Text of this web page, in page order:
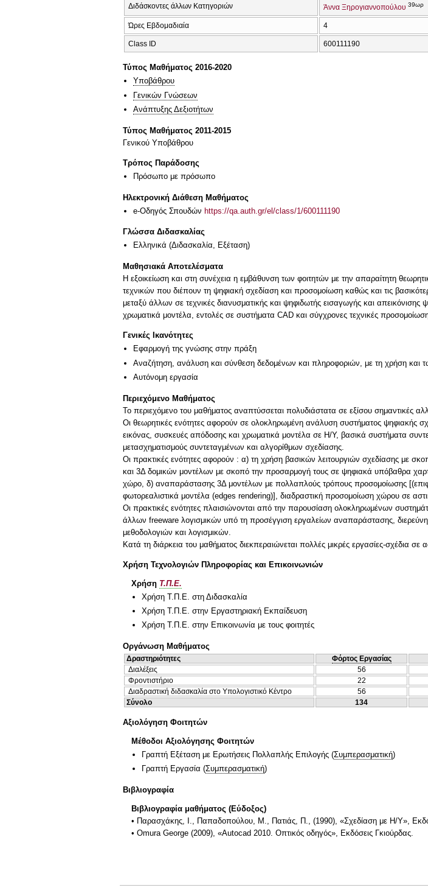
Διδάσκοντες άλλων Κατηγοριών Άννα Ξηρογιαννοπούλου 39ωρ
Ώρες Εβδομαδιαία 4
Class ID 600111190
Τύπος Μαθήματος 2016-2020
Υποβάθρου
Γενικών Γνώσεων
Ανάπτυξης Δεξιοτήτων
Τύπος Μαθήματος 2011-2015
Γενικού Υποβάθρου
Τρόπος Παράδοσης
Πρόσωπο με πρόσωπο
Ηλεκτρονική Διάθεση Μαθήματος
e-Οδηγός Σπουδών https://qa.auth.gr/el/class/1/600111190
Γλώσσα Διδασκαλίας
Ελληνικά (Διδασκαλία, Εξέταση)
Μαθησιακά Αποτελέσματα
Η εξοικείωση και στη συνέχεια η εμβάθυνση των φοιτητών με την απαραίτητη
τεχνικών που διέπουν τη ψηφιακή σχεδίαση και προσομοίωση καθώς και τις
μεταξύ άλλων σε τεχνικές διανυσματικής και ψηφιδωτής εισαγωγής και
χρωματικά μοντέλα, εντολές σε συστήματα CAD και σύγχρονες τεχνικές
Γενικές Ικανότητες
Εφαρμογή της γνώσης στην πράξη
Αναζήτηση, ανάλυση και σύνθεση δεδομένων και πληροφοριών, με τη χρήση και
Αυτόνομη εργασία
Περιεχόμενο Μαθήματος
Το περιεχόμενο του μαθήματος αναπτύσσεται πολυδιάστατα σε εξίσου σημαντικές
Οι θεωρητικές ενότητες αφορούν σε ολοκληρωμένη ανάλυση συστήματος ψηφιακής
εικόνας, συσκευές απόδοσης και χρωματικά μοντέλα σε Η/Υ, βασικά συστήματα
μετασχηματισμούς συντεταγμένων και αλγορίθμων σχεδίασης.
Οι πρακτικές ενότητες αφορούν : α) τη χρήση βασικών λειτουργιών σχεδίασης με
και 3Δ δομικών μοντέλων με σκοπό την προσαρμογή τους σε ψηφιακά υπόβαθρα
χώρο, δ) αναπαράστασης 3Δ μοντέλων με πολλαπλούς τρόπους προσομοίωσης
φωτορεαλιστικά μοντέλα (edges rendering)], διαδραστική προσομοίωση χώρου σε
Οι πρακτικές ενότητες πλαισιώνονται από την παρουσίαση ολοκληρωμένων
άλλων freeware λογισμικών υπό τη προσέγγιση εργαλείων αναπαράστασης,
μεθοδολογιών και λογισμικών.
Χρήση Τεχνολογιών Πληροφορίας και Επικοινωνιών
Χρήση Τ.Π.Ε.
Χρήση Τ.Π.Ε. στη Διδασκαλία
Χρήση Τ.Π.Ε. στην Εργαστηριακή Εκπαίδευση
Χρήση Τ.Π.Ε. στην Επικοινωνία με τους φοιτητές
Οργάνωση Μαθήματος
Δραστηριότητες Φόρτος Εργασίας
Διαλέξεις
56
Φροντιστήριο
22
Διαδραστική διδασκαλία στο Υπολογιστικό Κέντρο
56
Σύνολο
134
Αξιολόγηση Φοιτητών
Μέθοδοι Αξιολόγησης Φοιτητών
Γραπτή Εξέταση με Ερωτήσεις Πολλαπλής Επιλογής (Συμπερασματική)
Γραπτή Εργασία (Συμπερασματική)
Βιβλιογραφία
Βιβλιογραφία μαθήματος (Εύδοξος)
• Παρασχάκης, Ι., Παπαδοπούλου, Μ., Πατιάς, Π., (1990), «Σχεδίαση με Η/Υ»,
• Omura George (2009), «Autocad 2010. Οπτικός οδηγός», Εκδόσεις Γκιούρδας.